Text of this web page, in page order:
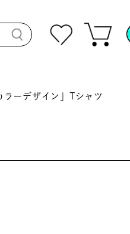
ーデザイン」Tシャツ